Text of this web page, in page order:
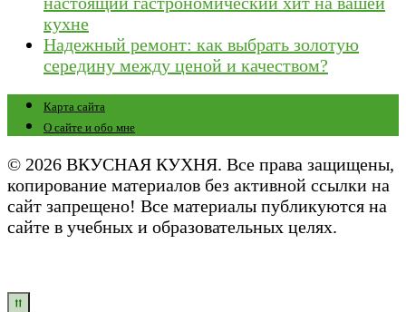
кухне
Надежный ремонт: как выбрать золотую
середину между ценой и качеством?
Карта сайта
О сайте и обо мне
© 2026 ВКУСНАЯ КУХНЯ. Все права защищены,
копирование материалов без активной ссылки на
сайт запрещено! Все материалы публикуются на
сайте в учебных и образовательных целях.